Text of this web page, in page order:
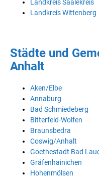
Landkreis Saalekreis
Landkreis Wittenberg
Städte und
Anhalt
Aken/Elbe
Annaburg
Bad Schmiedeberg
Bitterfeld-Wolfen
Braunsbedra
Coswig/Anhalt
Goethestadt Bad
Gräfenhainichen
Hohenmölsen